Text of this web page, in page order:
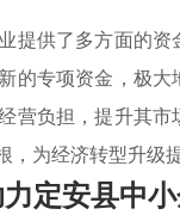
提供了多方面的资
的专项资金，极
营负担，提升其
，为经济转型升级
定安县中